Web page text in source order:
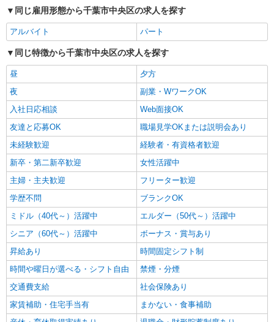
同じ雇用形態から千葉市中央区の求人を探す
アルバイト パート
同じ特徴から千葉市中央区の求人を探す
昼
夕方
夜
副業・WワークOK
入社日応相談
Web面接OK
友達と応募OK
職場見学OKまたは説明会あり
未経験歓迎
経験者・有資格者歓迎
新卒・第二新卒歓迎
女性活躍中
主婦・主夫歓迎
フリーター歓迎
学歴不問
ブランクOK
ミドル（40代～）活躍中
エルダー（50代～）活躍中
シニア（60代～）活躍中
ボーナス・賞与あり
昇給あり
時間固定シフト制
時間や曜日が選べる・シフト自由
禁煙・分煙
交通費支給
社会保険あり
家賃補助・住宅手当有
まかない・食事補助